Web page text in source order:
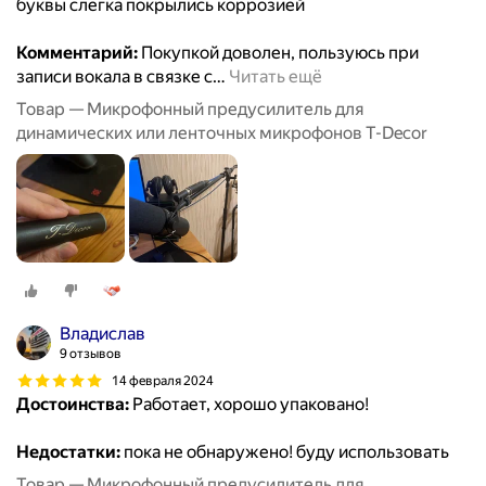
буквы слегка покрылись коррозией
Комментарий: Покупкой доволен, пользуюсь при
записи вокала в связке с… Читать ещё
Товар — Микрофонный предусилитель для
динамических или ленточных микрофонов T-Decor
Владислав
9 отзывов
14 февраля 2024
Достоинства: Работает, хорошо упаковано!
Недостатки: пока не обнаружено! буду использовать